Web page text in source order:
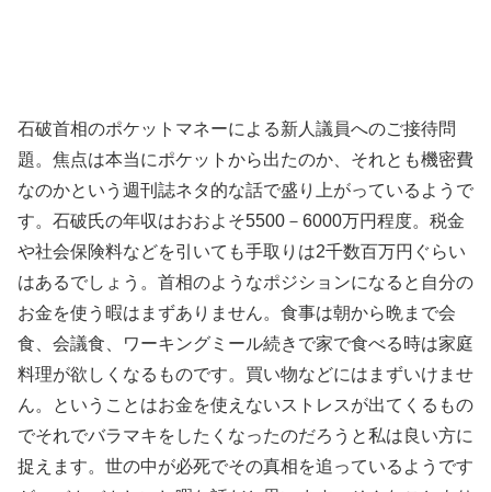
石破首相のポケットマネーによる新人議員へのご接待問
題。焦点は本当にポケットから出たのか、それとも機密費
なのかという週刊誌ネタ的な話で盛り上がっているようで
す。石破氏の年収はおおよそ5500－6000万円程度。税金
や社会保険料などを引いても手取りは2千数百万円ぐらい
はあるでしょう。首相のようなポジションになると自分の
お金を使う暇はまずありません。食事は朝から晩まで会
食、会議食、ワーキングミール続きで家で食べる時は家庭
料理が欲しくなるものです。買い物などにはまずいけませ
ん。ということはお金を使えないストレスが出てくるもの
でそれでバラマキをしたくなったのだろうと私は良い方に
捉えます。世の中が必死でその真相を追っているようです